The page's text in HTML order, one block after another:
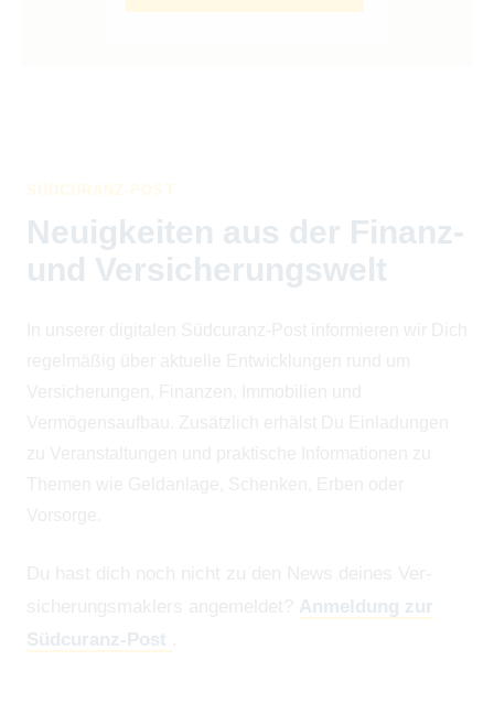
SÜDCURANZ-POST
Neuigkeiten aus der Finanz-
und Versicherungswelt
Anmeldung zur
Südcuranz-Post